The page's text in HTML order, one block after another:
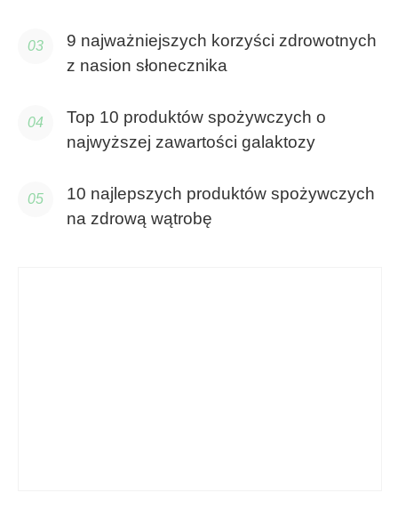
9 najważniejszych korzyści zdrowotnych
z nasion słonecznika
Top 10 produktów spożywczych o
najwyższej zawartości galaktozy
10 najlepszych produktów spożywczych
na zdrową wątrobę